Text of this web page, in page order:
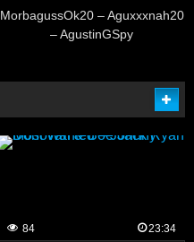
MorbagussOk20 – Aguxxxnah20
– AgustinGSpy
84
23:34